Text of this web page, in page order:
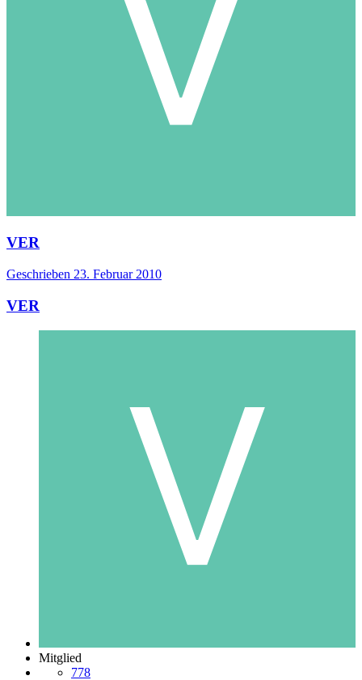
VER
Geschrieben 23. Februar 2010
VER
Mitglied
778